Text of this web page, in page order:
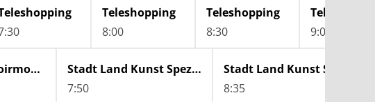
Teleshopping
8:00
Teleshopping
8:30
9:00
Das weiße Gold von Noirmoutier
Stadt Land Kunst Spezial
7:50
Stadt Land Kunst Spezial
8:35